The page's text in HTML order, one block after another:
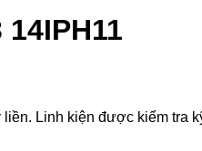
Linh kiện được kiểm tra